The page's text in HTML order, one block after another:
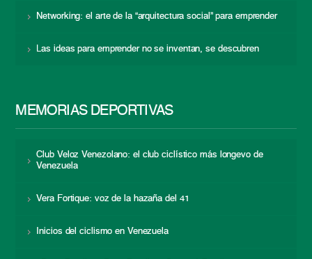
Networking: el arte de la “arquitectura social” para emprender
Las ideas para emprender no se inventan, se descubren
MEMORIAS DEPORTIVAS
Club Veloz Venezolano: el club ciclístico más longevo de
Venezuela
Vera Fortique: voz de la hazaña del 41
Inicios del ciclismo en Venezuela